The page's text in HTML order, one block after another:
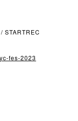
/ STARTREC
fes-2023